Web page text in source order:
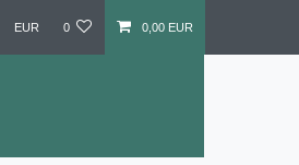
EUR 0 0,00 EUR